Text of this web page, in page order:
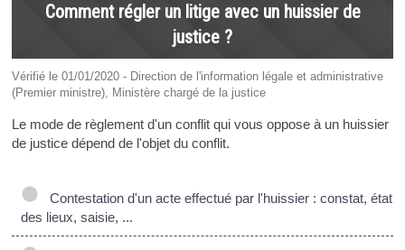
Comment régler un litige avec un huissier de
justice ?
Vérifié le 01/01/2020 - Direction de l'information légale et administrative
(Premier ministre), Ministère chargé de la justice
Le mode de règlement d'un conflit qui vous oppose à un huissier
de justice dépend de l'objet du conflit.
Contestation d'un acte effectué par l'huissier : constat, état
des lieux, saisie, ...